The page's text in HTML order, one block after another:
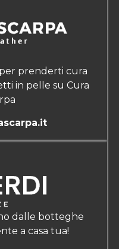
prenderti cura
in pelle su Cura
dalle botteghe
a casa tua!